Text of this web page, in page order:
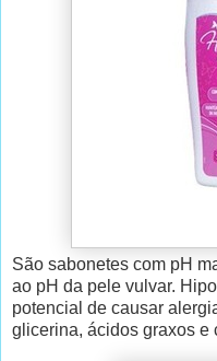
São sabonetes com pH
ao pH da pele vulvar.
potencial de causar
glicerina, ácidos graxos e